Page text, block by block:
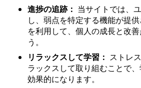
進捗の追跡： 当サイトでは、
し、弱点を特定する機能が提
を利用して、個人の成長と改
う。
リラックスして学習： ストレ
ラックスして取り組むことで
効果的になります。